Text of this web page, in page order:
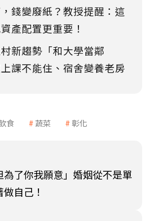
錢變廢紙？教授提醒：這
產配置更重要！
新趨勢「和大學當鄰
課不能住、宿舍變養老房
食 蔬菜 彰化
為了你我願意」婚姻從不是單
自己！